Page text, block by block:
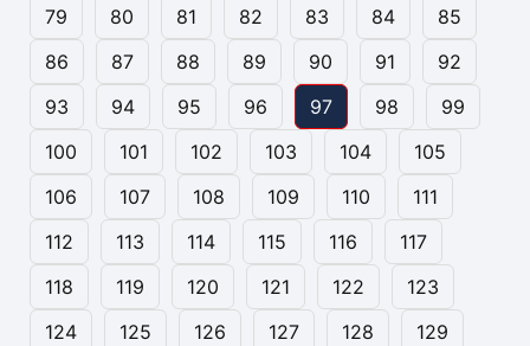
79 80 81 82 83 84
85
86
87 88 89 90 91
92
93
94 95 96 97 98
99
100
101 102 103 104
105
106
107 108 109 110
111
112
113 114 115 116
117
118
119 120 121 122
123
124
125 126 127 128
129